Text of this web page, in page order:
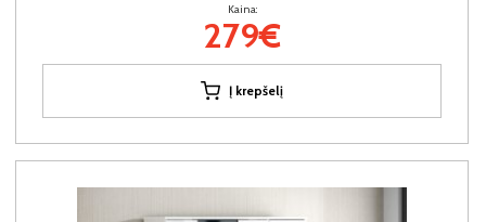
Kaina:
279€
Į krepšelį